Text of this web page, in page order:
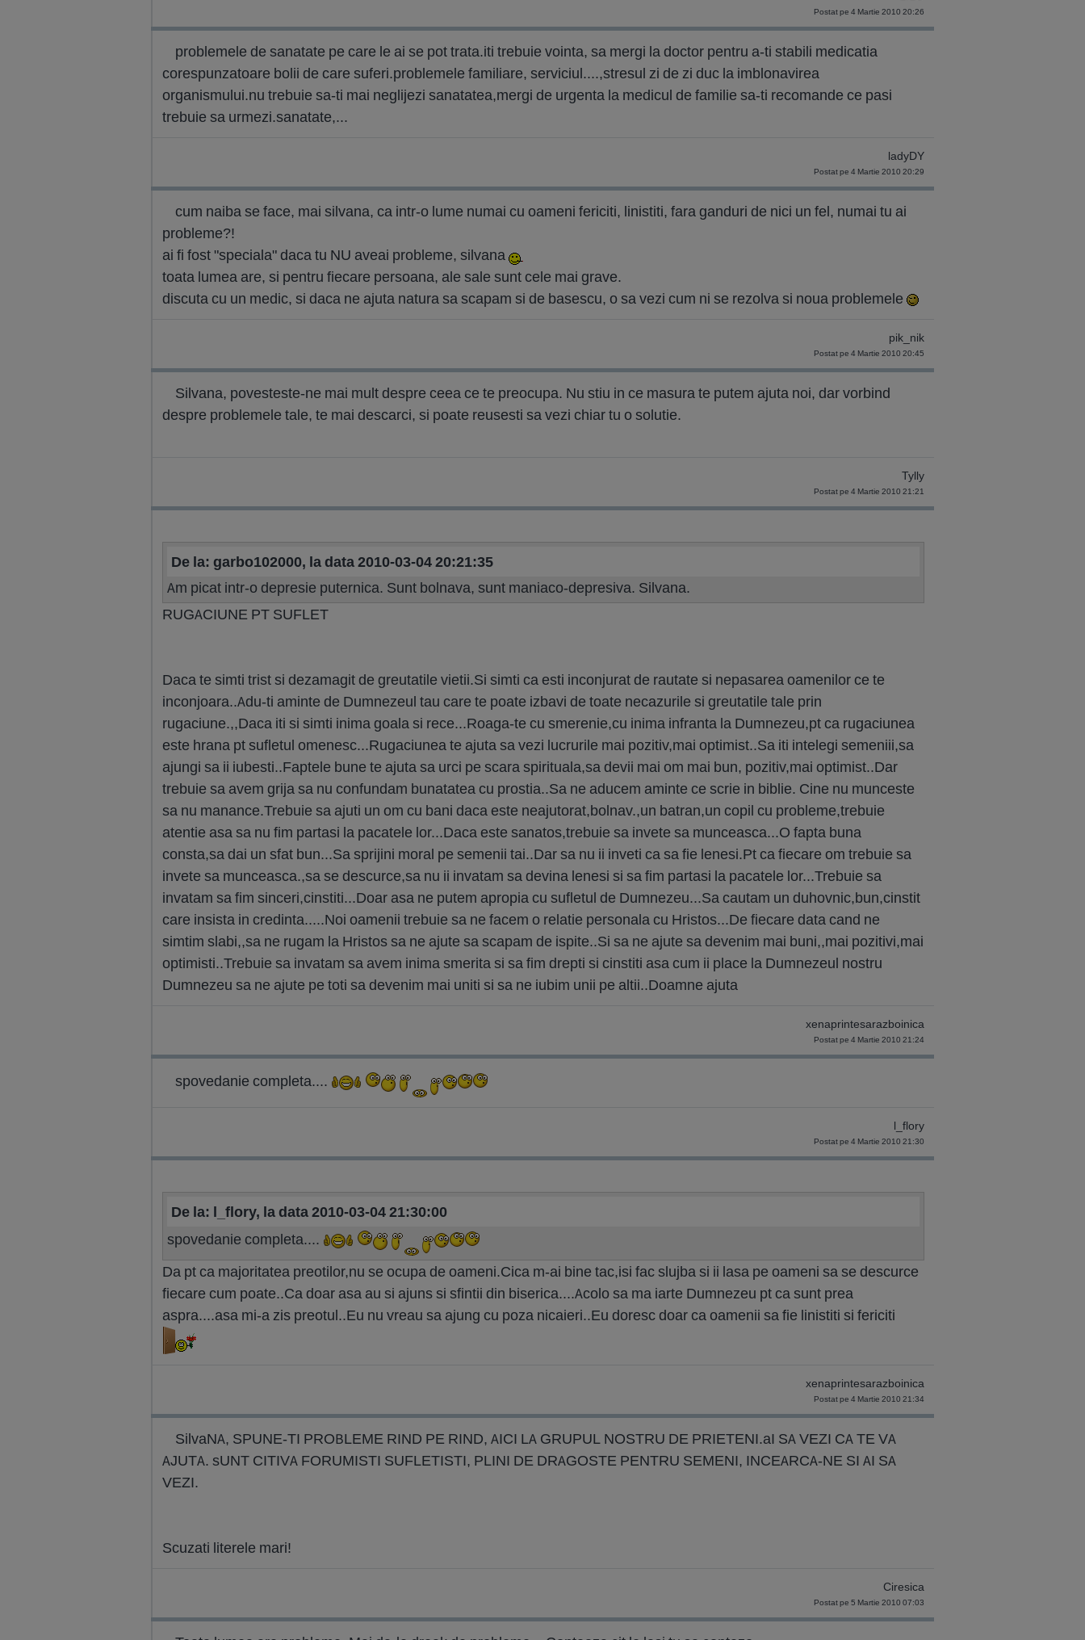
Postat pe 4 Martie 2010 20:26
problemele de sanatate pe care le ai se pot trata.iti trebuie vointa, sa mergi la doctor pentru a-ti stabili medicatia
corespunzatoare bolii de care suferi.problemele familiare, serviciul....,stresul zi de zi duc la imblonavirea
organismului.nu trebuie sa-ti mai neglijezi sanatatea,mergi de urgenta la medicul de familie sa-ti recomande ce pasi
trebuie sa urmezi.sanatate,...
ladyDY
Postat pe 4 Martie 2010 20:29
cum naiba se face, mai silvana, ca intr-o lume numai cu oameni fericiti, linistiti, fara ganduri de nici un fel, numai tu ai
probleme?!
ai fi fost "speciala" daca tu NU aveai probleme, silvana
toata lumea are, si pentru fiecare persoana, ale sale sunt cele mai grave.
discuta cu un medic, si daca ne ajuta natura sa scapam si de basescu, o sa vezi cum ni se rezolva si noua problemele
pik_nik
Postat pe 4 Martie 2010 20:45
Silvana, povesteste-ne mai mult despre ceea ce te preocupa. Nu stiu in ce masura te putem ajuta noi, dar vorbind
despre problemele tale, te mai descarci, si poate reusesti sa vezi chiar tu o solutie.
Tylly
Postat pe 4 Martie 2010 21:21
De la: garbo102000, la data 2010-03-04 20:21:35
Am picat intr-o depresie puternica. Sunt bolnava, sunt maniaco-depresiva. Silvana.
RUGACIUNE PT SUFLET
Daca te simti trist si dezamagit de greutatile vietii.Si simti ca esti inconjurat de rautate si nepasarea oamenilor ce te
inconjoara..Adu-ti aminte de Dumnezeul tau care te poate izbavi de toate necazurile si greutatile tale prin
rugaciune.,,Daca iti si simti inima goala si rece...Roaga-te cu smerenie,cu inima infranta la Dumnezeu,pt ca rugaciunea
este hrana pt sufletul omenesc...Rugaciunea te ajuta sa vezi lucrurile mai pozitiv,mai optimist..Sa iti intelegi semeniii,sa
ajungi sa ii iubesti..Faptele bune te ajuta sa urci pe scara spirituala,sa devii mai om mai bun, pozitiv,mai optimist..Dar
trebuie sa avem grija sa nu confundam bunatatea cu prostia..Sa ne aducem aminte ce scrie in biblie. Cine nu munceste
sa nu manance.Trebuie sa ajuti un om cu bani daca este neajutorat,bolnav.,un batran,un copil cu probleme,trebuie
atentie asa sa nu fim partasi la pacatele lor...Daca este sanatos,trebuie sa invete sa munceasca...O fapta buna
consta,sa dai un sfat bun...Sa sprijini moral pe semenii tai..Dar sa nu ii inveti ca sa fie lenesi.Pt ca fiecare om trebuie sa
invete sa munceasca.,sa se descurce,sa nu ii invatam sa devina lenesi si sa fim partasi la pacatele lor...Trebuie sa
invatam sa fim sinceri,cinstiti...Doar asa ne putem apropia cu sufletul de Dumnezeu...Sa cautam un duhovnic,bun,cinstit
care insista in credinta.....Noi oamenii trebuie sa ne facem o relatie personala cu Hristos...De fiecare data cand ne
simtim slabi,,sa ne rugam la Hristos sa ne ajute sa scapam de ispite..Si sa ne ajute sa devenim mai buni,,mai pozitivi,mai
optimisti..Trebuie sa invatam sa avem inima smerita si sa fim drepti si cinstiti asa cum ii place la Dumnezeul nostru
Dumnezeu sa ne ajute pe toti sa devenim mai uniti si sa ne iubim unii pe altii..Doamne ajuta
xenaprintesarazboinica
Postat pe 4 Martie 2010 21:24
spovedanie completa....
l_flory
Postat pe 4 Martie 2010 21:30
De la: l_flory, la data 2010-03-04 21:30:00
spovedanie completa....
Da pt ca majoritatea preotilor,nu se ocupa de oameni.Cica m-ai bine tac,isi fac slujba si ii lasa pe oameni sa se descurce
fiecare cum poate..Ca doar asa au si ajuns si sfintii din biserica....Acolo sa ma iarte Dumnezeu pt ca sunt prea
aspra....asa mi-a zis preotul..Eu nu vreau sa ajung cu poza nicaieri..Eu doresc doar ca oamenii sa fie linistiti si fericiti
xenaprintesarazboinica
Postat pe 4 Martie 2010 21:34
SilvaNA, SPUNE-TI PROBLEME RIND PE RIND, AICI LA GRUPUL NOSTRU DE PRIETENI.aI SA VEZI CA TE VA
AJUTA. sUNT CITIVA FORUMISTI SUFLETISTI, PLINI DE DRAGOSTE PENTRU SEMENI, INCEARCA-NE SI AI SA
VEZI.
Scuzati literele mari!
Ciresica
Postat pe 5 Martie 2010 07:03